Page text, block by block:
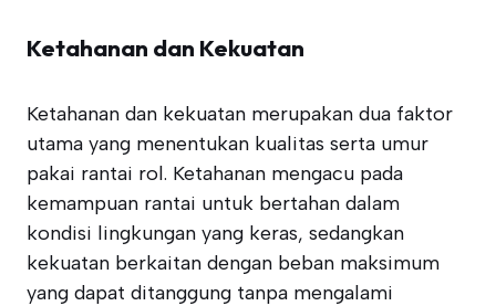
Ketahanan dan Kekuatan
Ketahanan dan kekuatan merupakan dua faktor
utama yang menentukan kualitas serta umur
pakai rantai rol. Ketahanan mengacu pada
kemampuan rantai untuk bertahan dalam
kondisi lingkungan yang keras, sedangkan
kekuatan berkaitan dengan beban maksimum
yang dapat ditanggung tanpa mengalami